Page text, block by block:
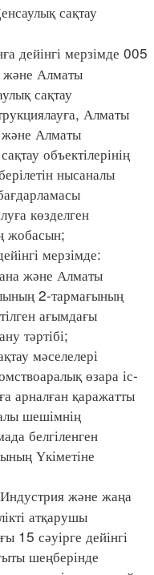
сақтау
мерзімде 005
және Алматы
сақтау
Алматы
Алматы
объектілерінің
нысаналы
көзделген
жобасын;
мерзімде:
және Алматы
2-тармағының
ағымдағы
тәртібі;
мәселелері
өзара іс-
арналған қаражатты
шешімнің
белгіленген
Үкіметіне
және жаңа
атқарушы
15 сәуірге дейінгі
шеңберінде